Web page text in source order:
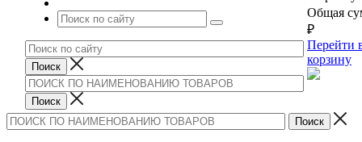
Общая
₽
Перейти
корзину